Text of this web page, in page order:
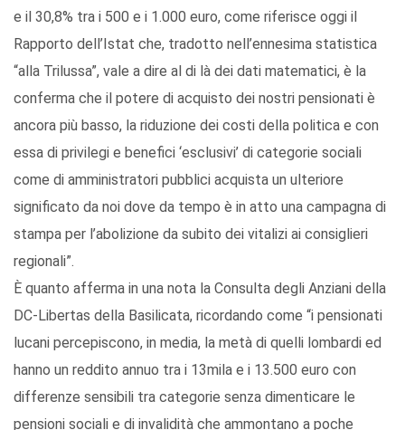
e il 30,8% tra i 500 e i 1.000 euro, come riferisce oggi il
Rapporto dell’Istat che, tradotto nell’ennesima statistica
“alla Trilussa”, vale a dire al di là dei dati matematici, è la
conferma che il potere di acquisto dei nostri pensionati è
ancora più basso, la riduzione dei costi della politica e con
essa di privilegi e benefici ‘esclusivi’ di categorie sociali
come di amministratori pubblici acquista un ulteriore
significato da noi dove da tempo è in atto una campagna di
stampa per l’abolizione da subito dei vitalizi ai consiglieri
regionali”.
È quanto afferma in una nota la Consulta degli Anziani della
DC-Libertas della Basilicata, ricordando come “i pensionati
lucani percepiscono, in media, la metà di quelli lombardi ed
hanno un reddito annuo tra i 13mila e i 13.500 euro con
differenze sensibili tra categorie senza dimenticare le
pensioni sociali e di invalidità che ammontano a poche